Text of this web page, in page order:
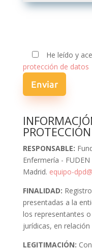
He leído y
protección de datos
RESPONSABLE:
Enfermería - FUDEN
Madrid. equipo-
FINALIDAD:
presentadas a la
los representantes
jurídicas, en
LEGITIMACIÓN: